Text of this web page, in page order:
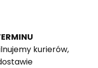
kurierów,